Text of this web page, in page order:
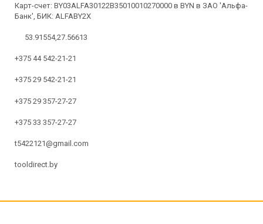
Карт-счет: BY03ALFA30122B35010010270000 в BYN в ЗАО 'Альфа-
Банк', БИК: ALFABY2X
53.91554,27.56613
+375 44 542-21-21
+375 29 542-21-21
+375 29 357-27-27
+375 33 357-27-27
t5422121@gmail.com
tooldirect.by